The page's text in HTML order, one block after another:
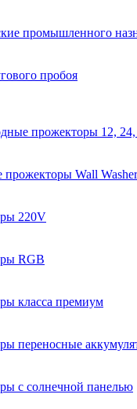
промышленного
пробоя
прожекторы 12,
Wall Washer
220V
RGB
класса премиум
переносные
с солнечной панелью